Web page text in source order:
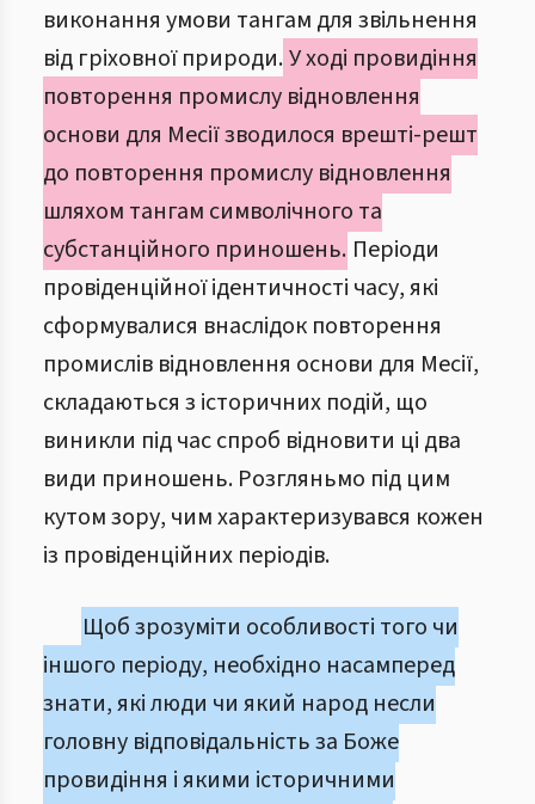
виконання умови тангам для звільнення
від гріховної природи.У ході провидіння
повторення промислу відновлення
основи для Месії зводилося врешті-решт
до повторення промислу відновлення
шляхом тангам символічного та
субстанційного приношень. Періоди
провіденційної ідентичності часу, які
сформувалися внаслідок повторення
промислів відновлення основи для Месії,
складаються з історичних подій, що
виникли під час спроб відновити ці два
види приношень. Розгляньмо під цим
кутом зору, чим характеризувався кожен
із провіденційних періодів.
Щоб зрозуміти особливості того чи
іншого періоду, необхідно насамперед
знати, які люди чи який народ несли
головну відповідальність за Боже
провидіння і якими історичними